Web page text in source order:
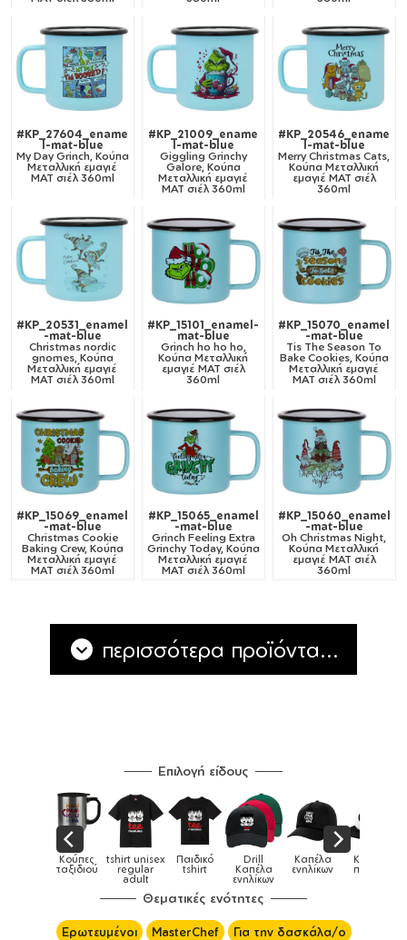
#KP_27604_ename
l-mat-blue
My Day Grinch, Κούπα
Μεταλλική εμαγιέ
ΜΑΤ σιέλ 360ml
#KP_21009_ename
l-mat-blue
Giggling Grinchy
Galore, Κούπα
Μεταλλική εμαγιέ
ΜΑΤ σιέλ 360ml
#KP_20546_ename
l-mat-blue
Merry Christmas Cats,
Κούπα Μεταλλική
εμαγιέ ΜΑΤ σιέλ
360ml
#KP_20531_enamel
-mat-blue
Christmas nordic
gnomes, Κούπα
Μεταλλική εμαγιέ
ΜΑΤ σιέλ 360ml
#KP_15101_enamel-
mat-blue
Grinch ho ho ho,
Κούπα Μεταλλική
εμαγιέ ΜΑΤ σιέλ
360ml
#KP_15070_enamel
-mat-blue
Tis The Season To
Bake Cookies, Κούπα
Μεταλλική εμαγιέ
ΜΑΤ σιέλ 360ml
#KP_15069_enamel
-mat-blue
Christmas Cookie
Baking Crew, Κούπα
Μεταλλική εμαγιέ
ΜΑΤ σιέλ 360ml
#KP_15065_enamel
-mat-blue
Grinch Feeling Extra
Grinchy Today, Κούπα
Μεταλλική εμαγιέ
ΜΑΤ σιέλ 360ml
#KP_15060_enamel
-mat-blue
Oh Christmas Night,
Κούπα Μεταλλική
εμαγιέ ΜΑΤ σιέλ
360ml
περισσότερα προϊόντα...
Επιλογή είδους
Παιδικό
tshirt
Drill
Καπέλα
ενηλίκων
Καπέλα
ενηλίκων
Καπέλα
παιδικά Κούπες Κούπες
ειδικές
Θεματικές ενότητες
Ερωτευμένοι MasterChef
Για την δασκάλα/ο